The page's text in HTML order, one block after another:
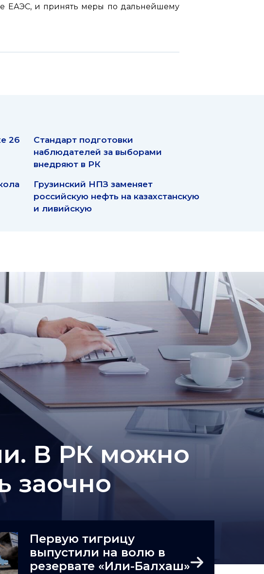
ЕАЭС, и принять меры по дальнейшему
26
Стандарт подготовки
наблюдателей за выборами
внедряют в РК
Грузинский НПЗ заменяет
российскую нефть на казахстанскую
и ливийскую
В РК можно
заочно
Первую тигрицу
выпустили на волю в
резервате «Или-Балхаш»
Next